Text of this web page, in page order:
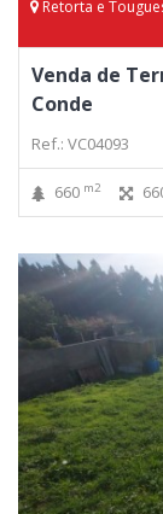
Retorta e
Venda de
Conde
Ref.: VC04093
660 m2